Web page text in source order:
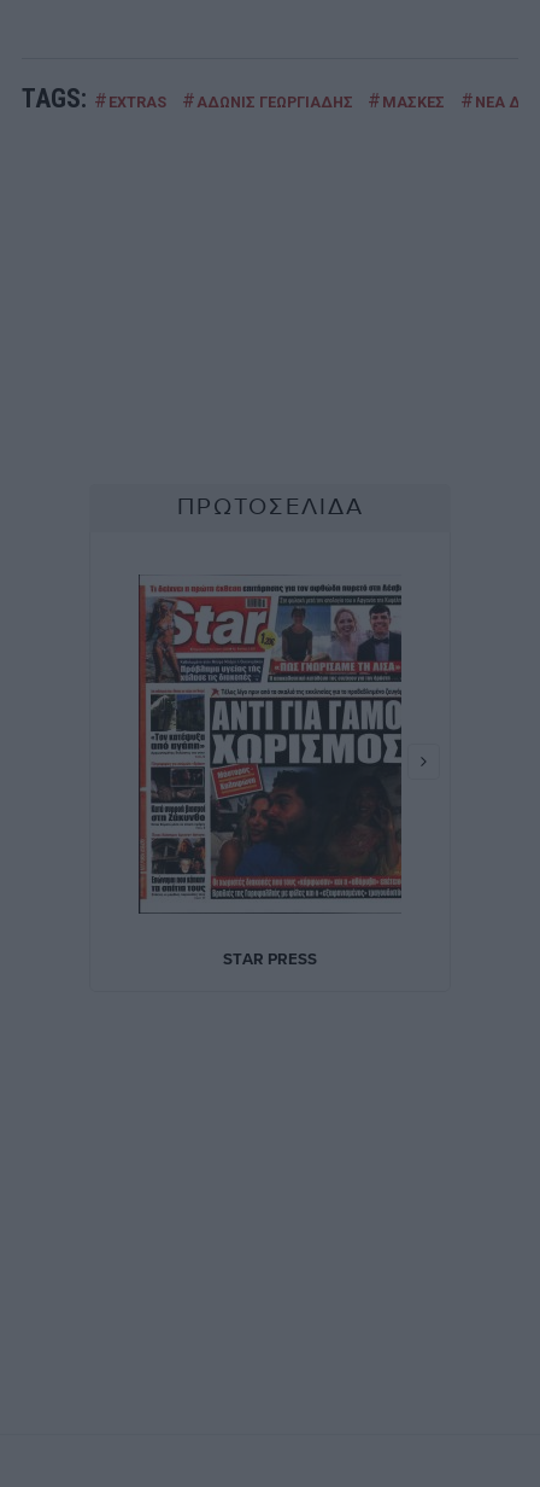
TAGS: # EXTRAS # ΑΔΩΝΙΣ ΓΕΩΡΓΙΑΔΗΣ # ΜΑΣΚΕΣ # ΝΕΑ